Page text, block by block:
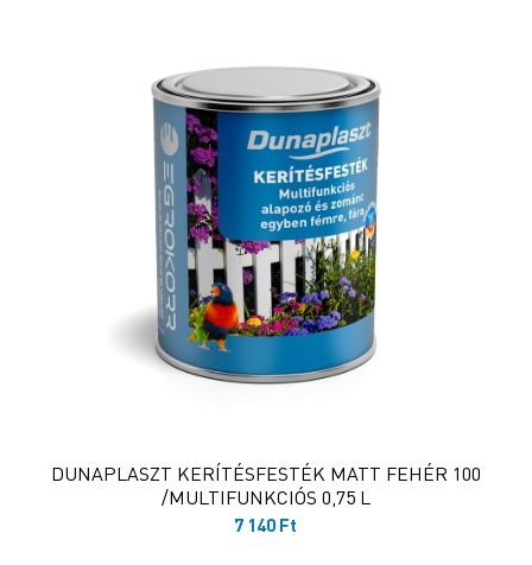
DUNAPLASZT KERÍTÉSFESTÉK MATT FEHÉR 100
/MULTIFUNKCIÓS 0,75 L
7 140 Ft